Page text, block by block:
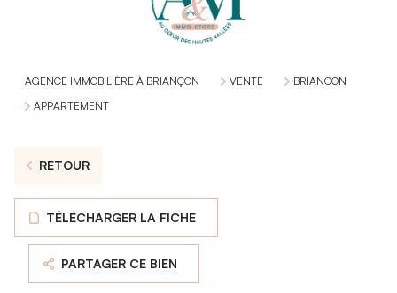
AGENCE IMMOBILIÈRE À BRIANÇON VENTE
BRIANCON
APPARTEMENT
RETOUR
TÉLÉCHARGER LA FICHE
PARTAGER CE BIEN